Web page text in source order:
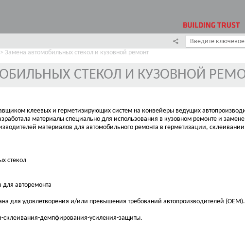
> Замена автомобильных стекол и кузовной ремонт
СТЕКОЛ И КУЗОВНОЙ
клеевых и герметизирующих систем на конвейеры ведущих
материалы специально для использования в кузовном ремонте и замене
материалов для автомобильного ремонта в герметизации,
стекол
авторемонта
для удовлетворения и/или превышения требований автопроизводителей (ОЕМ).
склеивания-демпфирования-усиления-защиты.